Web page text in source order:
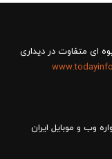
وب و موبایل ایران